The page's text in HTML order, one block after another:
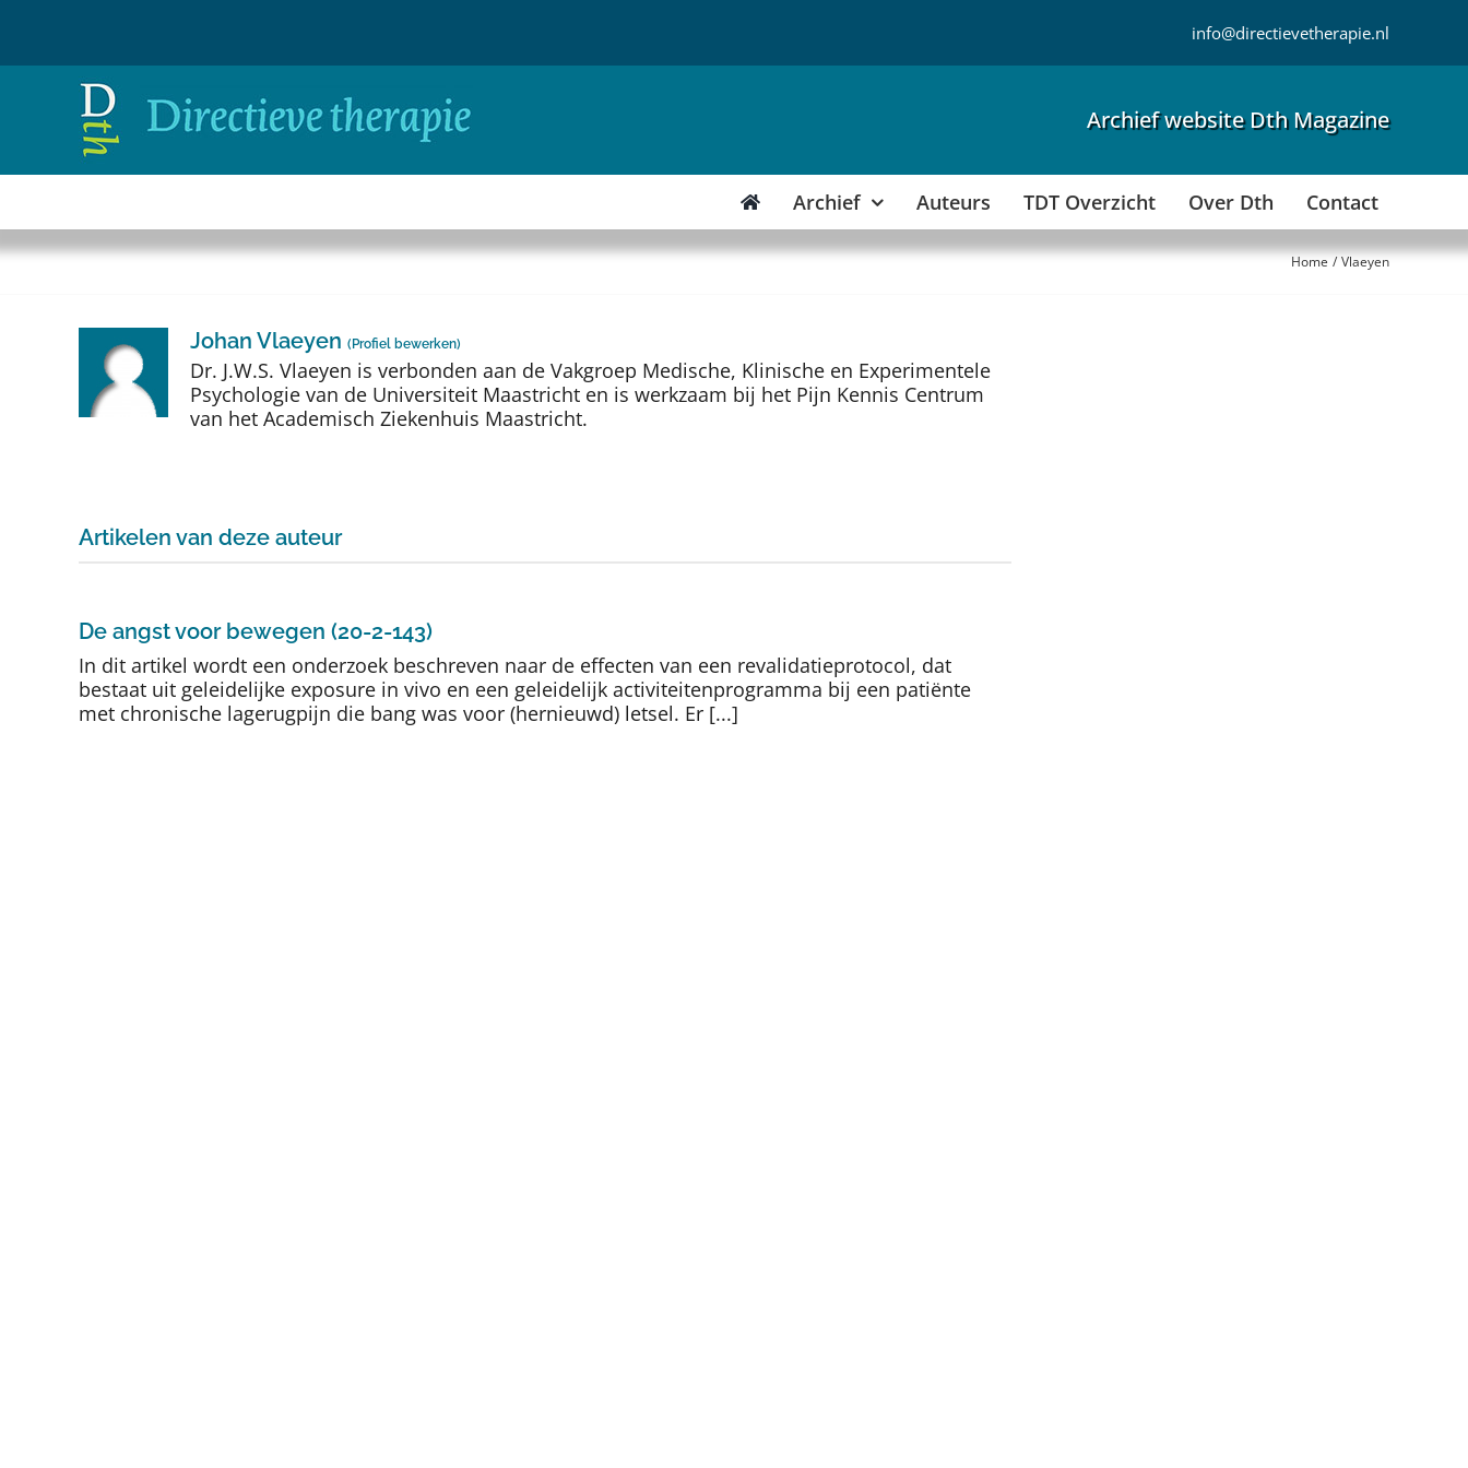
inhoud
info@directievetherapie.nl
Archief website Dth Magazine
Archief Auteurs TDT Overzicht Over Dth Contact
Home Vlaeyen
Johan Vlaeyen ( Profiel bewerken)
Dr. J.W.S. Vlaeyen is verbonden aan de Vakgroep Medische, Klinische en Experimentele
Psychologie van de Universiteit Maastricht en is werkzaam bij het Pijn Kennis Centrum
van het Academisch Ziekenhuis Maastricht.
Artikelen van deze auteur
De angst voor bewegen (20-2-143)
In dit artikel wordt een onderzoek beschreven naar de effecten van een revalidatieprotocol, dat
bestaat uit geleidelijke exposure in vivo en een geleidelijk activiteitenprogramma bij een patiënte
met chronische lagerugpijn die bang was voor (hernieuwd) letsel. Er [...]